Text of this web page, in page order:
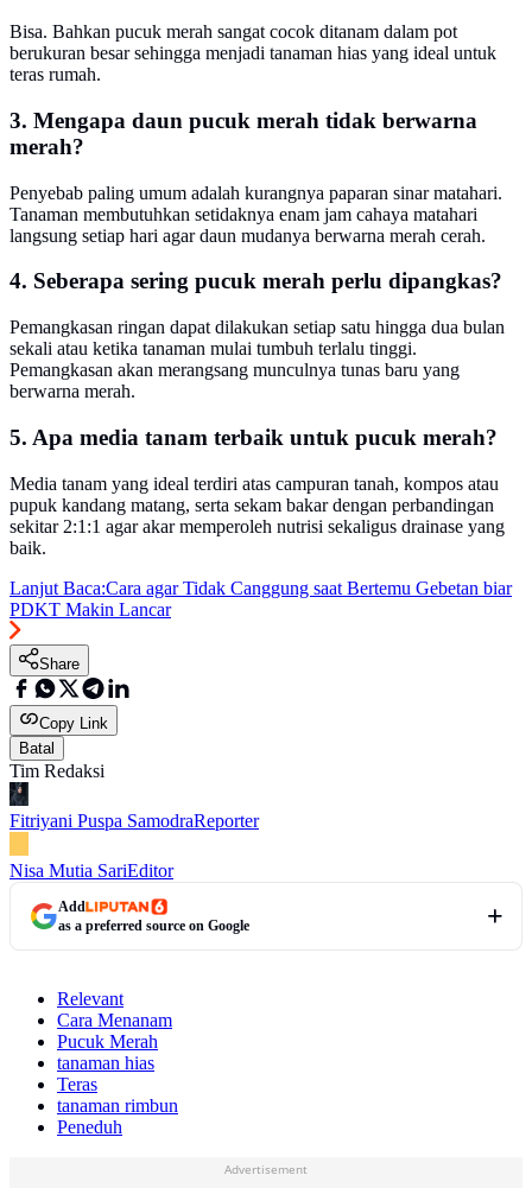
Bisa. Bahkan pucuk merah sangat cocok ditanam dalam pot
berukuran besar sehingga menjadi tanaman hias yang ideal untuk
teras rumah.
3. Mengapa daun pucuk merah tidak berwarna
merah?
Penyebab paling umum adalah kurangnya paparan sinar matahari.
Tanaman membutuhkan setidaknya enam jam cahaya matahari
langsung setiap hari agar daun mudanya berwarna merah cerah.
4. Seberapa sering pucuk merah perlu dipangkas?
Pemangkasan ringan dapat dilakukan setiap satu hingga dua bulan
sekali atau ketika tanaman mulai tumbuh terlalu tinggi.
Pemangkasan akan merangsang munculnya tunas baru yang
berwarna merah.
5. Apa media tanam terbaik untuk pucuk merah?
Media tanam yang ideal terdiri atas campuran tanah, kompos atau
pupuk kandang matang, serta sekam bakar dengan perbandingan
sekitar 2:1:1 agar akar memperoleh nutrisi sekaligus drainase yang
baik.
Lanjut Baca:Cara agar Tidak Canggung saat Bertemu Gebetan biar
PDKT Makin Lancar
Share
Copy Link
Batal
Tim Redaksi
Fitriyani Puspa SamodraReporter
Nisa Mutia SariEditor
Add
as a preferred source on Google
Relevant
Cara Menanam
Pucuk Merah
tanaman hias
Teras
tanaman rimbun
Peneduh
Advertisement